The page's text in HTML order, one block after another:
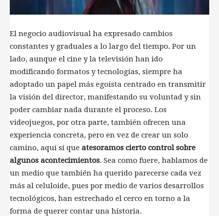
El negocio audiovisual ha expresado cambios
constantes y graduales a lo largo del tiempo. Por un
lado, aunque el cine y la televisión han ido
modificando formatos y tecnologías, siempre ha
adoptado un papel más egoísta centrado en transmitir
la visión del director, manifestando su voluntad y sin
poder cambiar nada durante el proceso. Los
videojuegos, por otra parte, también ofrecen una
experiencia concreta, pero en vez de crear un solo
camino, aquí sí que atesoramos cierto control sobre
algunos acontecimientos. Sea como fuere, hablamos de
un medio que también ha querido parecerse cada vez
más al celuloide, pues por medio de varios desarrollos
tecnológicos, han estrechado el cerco en torno a la
forma de querer contar una historia.